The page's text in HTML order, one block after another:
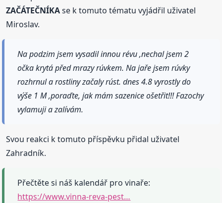
ZAČÁTEČNÍKAse k tomuto tématu vyjádřil uživatel
Miroslav.
Na podzim jsem vysadil innou révu ,nechal jsem 2
očka krytá před mrazy rúvkem. Na jaře jsem rúvky
rozhrnul a rostliny začaly rúst. dnes 4.8 vyrostly do
výše 1 M ,poraďte, jak mám sazenice ošetřit!!! Fazochy
vylamuji a zalívám.
Svou reakci k tomuto příspěvku přidal uživatel
Zahradník.
Přečtěte si náš kalendář pro vinaře:
https://www.vinna-reva-pest…